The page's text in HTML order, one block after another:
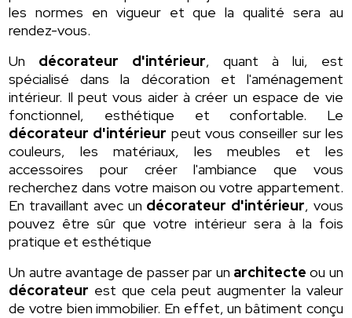
les normes en vigueur et que la qualité sera au
rendez-vous.
Un décorateur d'intérieur, quant à lui, est
spécialisé dans la décoration et l'aménagement
intérieur. Il peut vous aider à créer un espace de vie
fonctionnel, esthétique et confortable. Le
décorateur d'intérieur peut vous conseiller sur les
couleurs, les matériaux, les meubles et les
accessoires pour créer l'ambiance que vous
recherchez dans votre maison ou votre appartement.
En travaillant avec un décorateur d'intérieur, vous
pouvez être sûr que votre intérieur sera à la fois
pratique et esthétique
Un autre avantage de passer par un architecte ou un
décorateur est que cela peut augmenter la valeur
de votre bien immobilier. En effet, un bâtiment conçu